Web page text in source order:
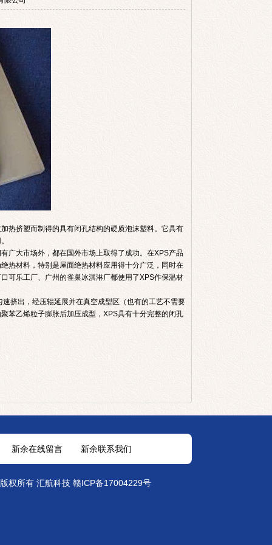
热挤塑而制得的具有闭孔结构的硬质泡沫塑料。它具有
广大市场外，都在国外市场上取得了成功。在XPS产品
热材料，特别是屋面绝热材料应用得十分广泛，同时在
可乐工厂、广州的雀巢冰淇淋厂都使用了XPS作保温材
挤出，经压辊延展并在真空成型区（也有的工艺不需要
苯乙烯粒子膨胀后加压成型，XPS具有十分完整的闭孔
新余在线留言 新余联系我们
权所有 汇航科技 赣ICP备17004229号